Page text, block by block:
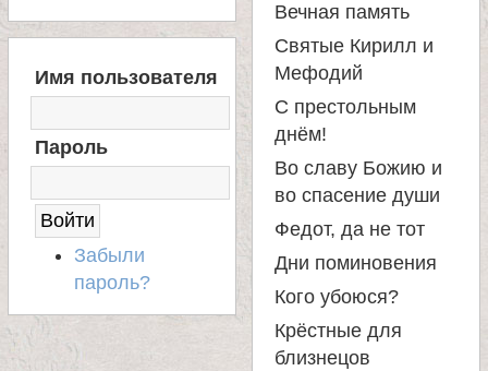
е
в
к
й
Д
С
Имя пользователя
Пароль
Забыли
пароль?
Вечная память
Святые Кирилл и
Мефодий
С престольным
днём!
Во славу Божию и
во спасение души
Федот, да не тот
Дни поминовения
Кого убоюся?
Крёстные для
близнецов